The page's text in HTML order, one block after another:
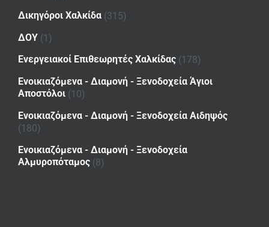
Δικηγόροι Χαλκίδα (315)
ΔΟΥ (1)
Ενεργειακοί Επιθεωρητές Χαλκίδας (178)
Ενοικιαζόμενα - Διαμονή - Ξενοδοχεία Άγιοι
Αποστόλοι (10)
Ενοικιαζόμενα - Διαμονή - Ξενοδοχεία Αιδηψός
(180)
Ενοικιαζόμενα - Διαμονή - Ξενοδοχεία
Αλμυροπόταμος (8)